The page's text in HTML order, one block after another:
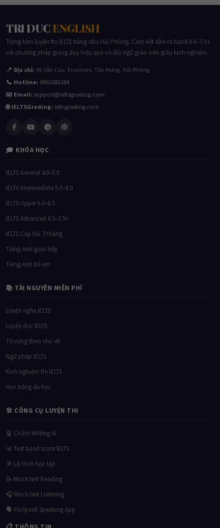
TRI DUCENGLISH
Trung tâm luyện thi IELTS hàng đầu Hải Phòng. Cam kết đầu ra band 6.0–7.5+
với phương pháp giảng dạy hiệu quả và đội ngũ giáo viên giàu kinh nghiệm.
📍 Địa chỉ: 45 Văn Cao, Ecorivers, Tân Hưng, Hải Phòng
📞 Hotline: 0963082184
📧 Email: support@ieltsgrading.com
🌐 IELTSGrading: ieltsgrading.com
🎓 KHÓA HỌC
IELTS General 4.0–5.0
IELTS Intermediate 5.0–6.0
IELTS Upper 6.0–6.5
IELTS Advanced 6.5–7.5+
IELTS Cấp tốc 3 tháng
Tiếng Anh giao tiếp
Tiếng Anh trẻ em
📚 TÀI NGUYÊN MIỄN PHÍ
Luyện nghe IELTS
Luyện đọc IELTS
Từ vựng theo chủ đề
Ngữ pháp IELTS
Kinh nghiệm thi IELTS
Học bổng du học
🛠 CÔNG CỤ LUYỆN THI
🤖 Chấm Writing AI
📊 Test band score IELTS
🎯 Lộ trình học tập
📝 Mock test Reading
🎧 Mock test Listening
🗣 FluSpeak Speaking App